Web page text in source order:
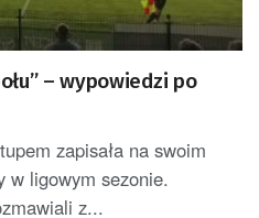
– wypowiedzi po
zapisała na swoim
w ligowym sezonie.
z...